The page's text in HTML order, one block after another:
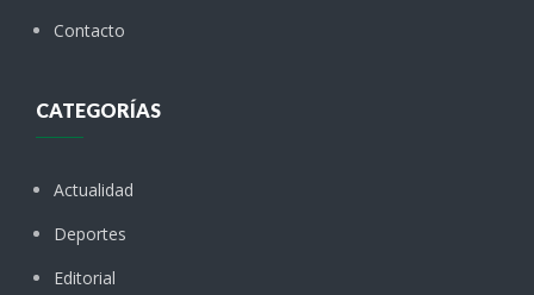
Contacto
CATEGORÍAS
Actualidad
Deportes
Editorial